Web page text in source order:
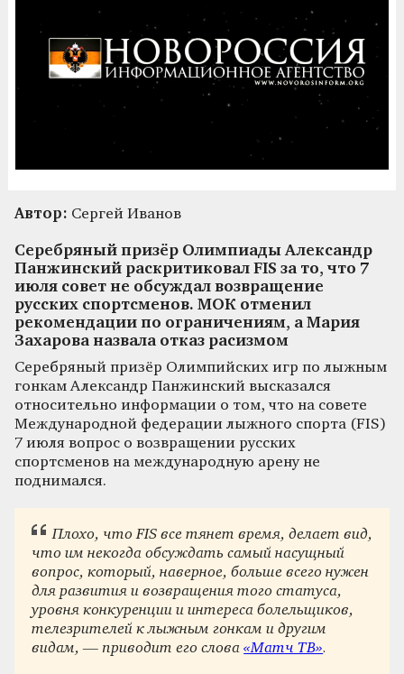
Автор: Сергей Иванов
Серебряный призёр Олимпиады Александр
Панжинский раскритиковал FIS за то, что 7
июля совет не обсуждал возвращение
русских спортсменов. МОК отменил
рекомендации по ограничениям, а Мария
Захарова назвала отказ расизмом
Серебряный призёр Олимпийских игр по лыжным
гонкам Александр Панжинский высказался
относительно информации о том, что на совете
Международной федерации лыжного спорта (FIS)
7 июля вопрос о возвращении русских
спортсменов на международную арену не
поднимался.
Плохо, что FIS все тянет время, делает вид,
что им некогда обсуждать самый насущный
вопрос, который, наверное, больше всего нужен
для развития и возвращения того статуса,
уровня конкуренции и интереса болельщиков,
телезрителей к лыжным гонкам и другим
видам, — приводит его слова«Матч ТВ».